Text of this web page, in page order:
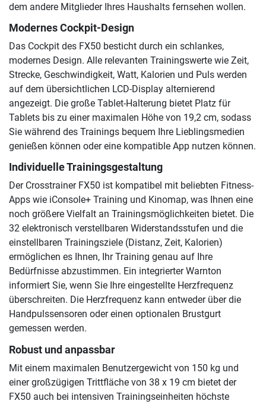
dem andere Mitglieder Ihres Haushalts fernsehen wollen.
Modernes Cockpit-Design
Das Cockpit des FX50 besticht durch ein schlankes,
modernes Design. Alle relevanten Trainingswerte wie Zeit,
Strecke, Geschwindigkeit, Watt, Kalorien und Puls werden
auf dem übersichtlichen LCD-Display alternierend
angezeigt. Die große Tablet-Halterung bietet Platz für
Tablets bis zu einer maximalen Höhe von 19,2 cm, sodass
Sie während des Trainings bequem Ihre Lieblingsmedien
genießen können oder eine kompatible App nutzen können.
Individuelle Trainingsgestaltung
Der Crosstrainer FX50 ist kompatibel mit beliebten Fitness-
Apps wie iConsole+ Training und Kinomap, was Ihnen eine
noch größere Vielfalt an Trainingsmöglichkeiten bietet. Die
32 elektronisch verstellbaren Widerstandsstufen und die
einstellbaren Trainingsziele (Distanz, Zeit, Kalorien)
ermöglichen es Ihnen, Ihr Training genau auf Ihre
Bedürfnisse abzustimmen. Ein integrierter Warnton
informiert Sie, wenn Sie Ihre eingestellte Herzfrequenz
überschreiten. Die Herzfrequenz kann entweder über die
Handpulssensoren oder einen optionalen Brustgurt
gemessen werden.
Robust und anpassbar
Mit einem maximalen Benutzergewicht von 150 kg und
einer großzügigen Trittfläche von 38 x 19 cm bietet der
FX50 auch bei intensiven Trainingseinheiten höchste